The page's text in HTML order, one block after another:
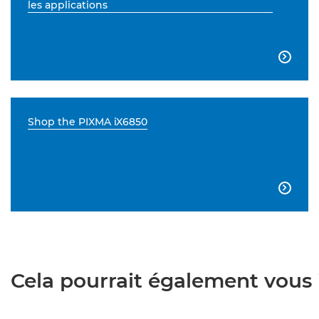
les applications

Shop the PIXMA iX6850

Cela pourrait également vous